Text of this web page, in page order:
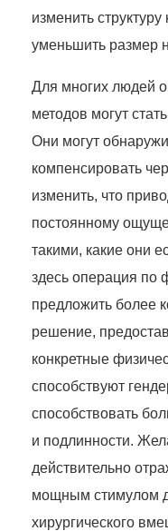
изменить
уменьшить размер
Для многих людей
методов могут
Они могут
компенсировать
изменить, что
постоянному
такими, какие они
здесь операция по
предложить более
решение,
конкретные
способствуют
способствовать
и подлинности.
действительно
мощным стимулом
хирургического